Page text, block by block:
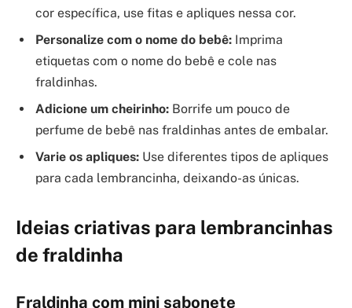
cor específica, use fitas e apliques nessa cor.
Personalize com o nome do bebê: Imprima
etiquetas com o nome do bebê e cole nas
fraldinhas.
Adicione um cheirinho: Borrife um pouco de
perfume de bebê nas fraldinhas antes de embalar.
Varie os apliques: Use diferentes tipos de apliques
para cada lembrancinha, deixando-as únicas.
Ideias criativas para lembrancinhas
de fraldinha
Fraldinha com mini sabonete